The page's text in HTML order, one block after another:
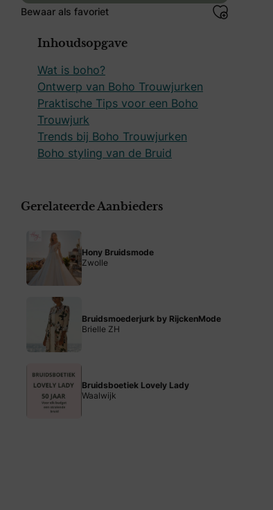
Bewaar als favoriet
Inhoudsopgave
Wat is boho?
Ontwerp van Boho Trouwjurken
Praktische Tips voor een Boho
Trouwjurk
Trends bij Boho Trouwjurken
Boho styling van de Bruid
Gerelateerde Aanbieders
Hony Bruidsmode
Zwolle
Bruidsmoederjurk by RijckenMode
Brielle ZH
Bruidsboetiek Lovely Lady
Waalwijk